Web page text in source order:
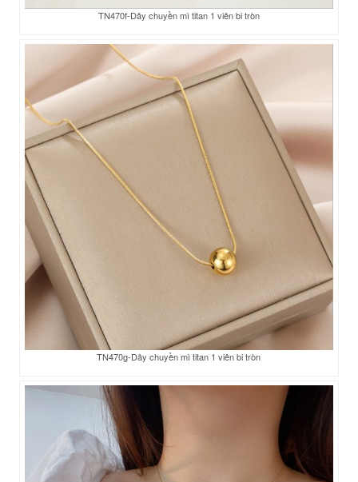
TN470f-Dây chuyền mì titan 1 viên bi tròn
TN470g-Dây chuyền mì titan 1 viên bi tròn